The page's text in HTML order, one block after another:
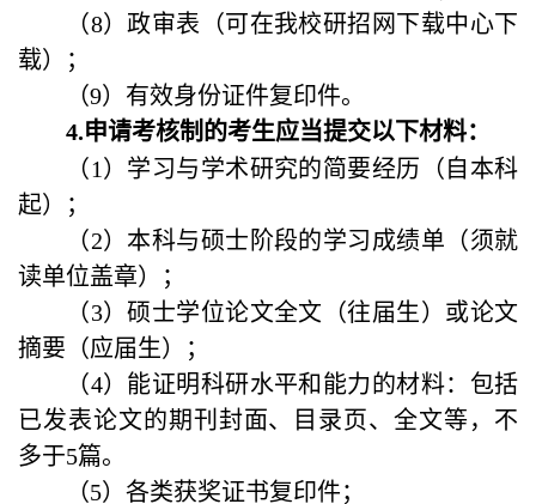
（8）政审表（可在我校研招网下载中心下
载）；
（9）有效身份证件复印件。
4.申请考核制的考生应当提交以下材料：
（1）学习与学术研究的简要经历（自本科
起）；
（2）本科与硕士阶段的学习成绩单（须就
读单位盖章）；
（3）硕士学位论文全文（往届生）或论文
摘要（应届生）；
（4） 能证明科研水平和能力的材料：包括
已发表论文的期刊封面、目录页、全文等，不
多于5篇。
（5）各类获奖证书复印件；